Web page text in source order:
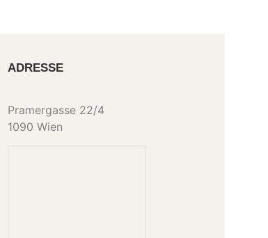
ADRESSE
Pramergasse 22/4
1090 Wien